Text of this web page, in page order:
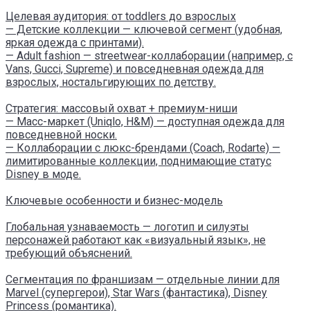
Целевая аудитория: от toddlers до взрослых
— Детские коллекции — ключевой сегмент (удобная,
яркая одежда с принтами).
— Adult fashion — streetwear-коллаборации (например, с
Vans, Gucci, Supreme) и повседневная одежда для
взрослых, ностальгирующих по детству.
Стратегия: массовый охват + премиум-ниши
— Масс-маркет (Uniqlo, H&M) — доступная одежда для
повседневной носки.
— Коллаборации с люкс-брендами (Coach, Rodarte) —
лимитированные коллекции, поднимающие статус
Disney в моде.
Ключевые особенности и бизнес-модель
Глобальная узнаваемость — логотип и силуэты
персонажей работают как «визуальный язык», не
требующий объяснений.
Сегментация по франшизам — отдельные линии для
Marvel (супергерои), Star Wars (фантастика), Disney
Princess (романтика).